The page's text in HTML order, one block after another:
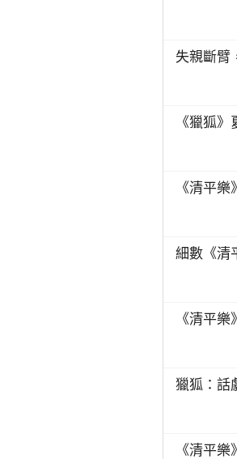
失親斷臂
《獵狐
《清平
細數《清
《清平
獵狐：話
《清平